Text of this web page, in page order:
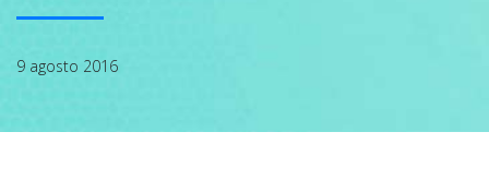
9 agosto 2016